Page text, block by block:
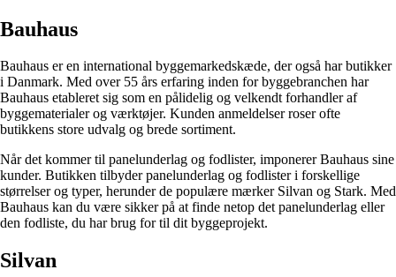
Bauhaus
Bauhaus er en international byggemarkedskæde, der også har butikker
i Danmark. Med over 55 års erfaring inden for byggebranchen har
Bauhaus etableret sig som en pålidelig og velkendt forhandler af
byggematerialer og værktøjer. Kunden anmeldelser roser ofte
butikkens store udvalg og brede sortiment.
Når det kommer til panelunderlag og fodlister, imponerer Bauhaus sine
kunder. Butikken tilbyder panelunderlag og fodlister i forskellige
størrelser og typer, herunder de populære mærker Silvan og Stark. Med
Bauhaus kan du være sikker på at finde netop det panelunderlag eller
den fodliste, du har brug for til dit byggeprojekt.
Silvan